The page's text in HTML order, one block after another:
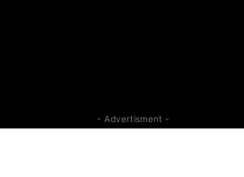
- Advertisment -